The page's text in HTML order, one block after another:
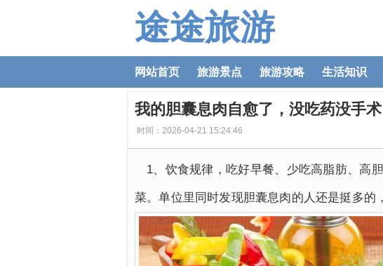
途途旅游
网站首页 旅游景点 旅游攻略 生活知识
我的胆囊息肉自愈了，没吃药没手术
时间：2026-04-21 15:24:46
1、饮食规律，吃好早餐、少吃高脂肪、高
菜。单位里同时发现胆囊息肉的人还是挺多的